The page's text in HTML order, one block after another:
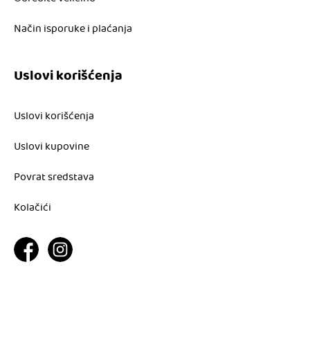
Način isporuke i plaćanja
Uslovi korišćenja
Uslovi korišćenja
Uslovi kupovine
Povrat sredstava
Kolačići